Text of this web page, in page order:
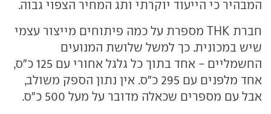
המבהיר כי הייעוד יוקרתי ותג המחיר הצפוי גבוה.
חברת THK מספרת על כמה פיתוחים מייצור עצמי
שיש במכונית. כך למשל שלושת המנועים
החשמליים - אחד בתוך כל גלגל אחורי עם 125 כ"ס,
אחד מלפנים עם 295 כ"ס. אין נתון הספק משולב,
אבל עם מספרים שכאלה מדובר על מעל 500 כ"ס.